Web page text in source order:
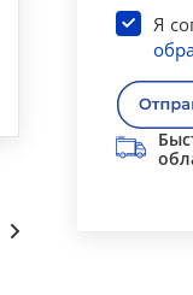
Я
Сопутствующие